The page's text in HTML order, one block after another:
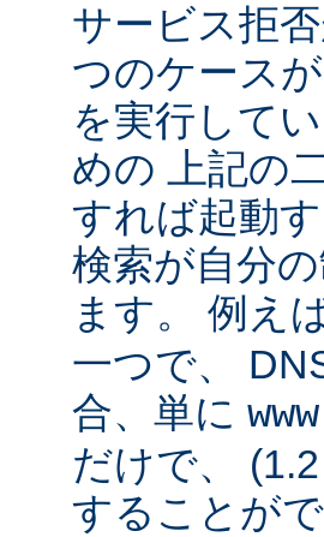
サービス拒
つのケース
を実行して
めの 上記の
すれば起動
検索が自分
ます。 例えば
一つで、
合、単に
だけで、
することがで